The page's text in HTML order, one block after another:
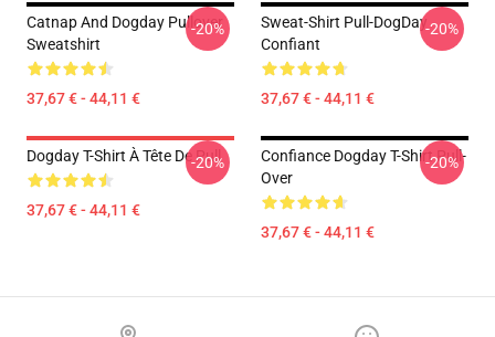
Catnap And Dogday Pullover
Sweatshirt
37,67 € - 44,11 €
-20%
Sweat-Shirt Pull-DogDay
Confiant
37,67 € - 44,11 €
-20%
Dogday T-Shirt À Tête De Pull
37,67 € - 44,11 €
-20%
Confiance Dogday T-Shirt Pull-
Over
37,67 € - 44,11 €
-20%